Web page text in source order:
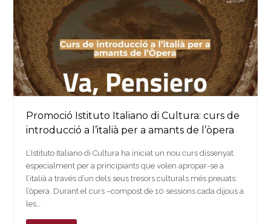
Promoció Istituto Italiano di Cultura: curs de
introducció a l’italià per a amants de l’òpera
L’Istituto Italiano di Cultura ha iniciat un nou curs dissenyat
especialment per a principiants que volen apropar-se a
l’italià a través d’un dels seus tresors culturals més preuats:
l’òpera. Durant el curs –compost de 10 sessions cada dijous a
les…